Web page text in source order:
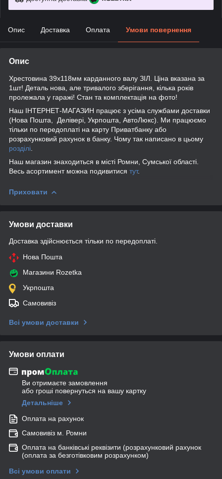
Опис Доставка Оплата Умови повернення
Опис
Хрестовина 39х118мм карданного валу ЗІЛ. Ціна вказана за
1шт! Деталь нова, але тривалого зберігання, кілька років
пролежала у гаражі! Стан та комплектація на фото!
Наш ІНТЕРНЕТ-МАГАЗИН працює з усіма службами доставки
(Нова Пошта, Делівері, Укрпошта, АвтоЛюкс). Ми працюємо
тільки по передоплаті на карту Приватбанку або
розрахунковий рахунок в банку. Чому так написано в цьому
розділі
Наш магазин знаходиться в місті Ромни, Сумської області.
Весь асортимент можна подивитися тут.
Приховати
Умови доставки
Доставка здійснюється тільки по передоплаті.
Нова Пошта
Магазини Rozetka
Укрпошта
Самовивіз
Всі умови доставки
Умови оплати
Ви отримаєте замовлення
або гроші повернуться на вашу картку
Детальніше
Оплата на рахунок
Самовивіз м. Ромни
Оплата на банківські реквізити (розрахунковий рахунок
(оплата за безготівковим розрахунком)
Всі умови оплати